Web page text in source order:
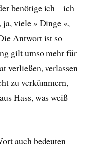
benötige ich – ich
ja, viele » Dinge «,
Antwort ist so
gilt umso mehr für
verließen, verlassen
zu verkümmern,
Hass, was weiß
auch bedeuten